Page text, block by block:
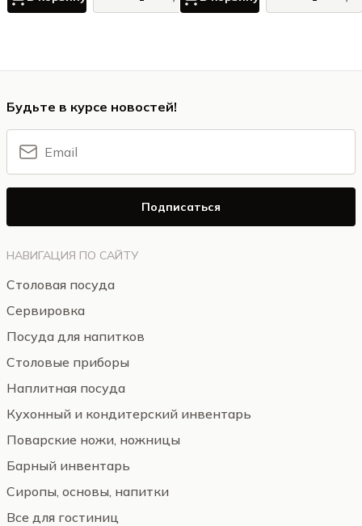
НАВИГАЦИЯ ПО САЙТУ
Столовая посуда
Сервировка
Посуда для напитков
Столовые приборы
Наплитная посуда
Кухонный и кондитерский инвентарь
Поварские ножи, ножницы
Барный инвентарь
Сиропы, основы, напитки
Все для гостиниц
Будьте в курсе новостей!
Подписаться